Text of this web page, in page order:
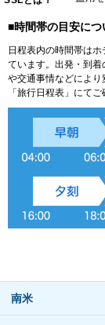
■時間帯の目安につ
日程表内の時間帯は
ています。出発・到
や交通事情などによ
「旅行日程表」にてご
南米